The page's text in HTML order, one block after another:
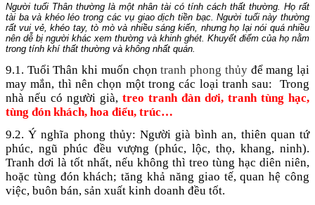
Người tuổi Thân thường là một nhân tài có tính cách thất thường. Họ rất
tài ba và khéo léo trong các vụ giao dịch tiền bạc. Người tuổi này thường
rất vui vẻ, khéo tay, tò mò và nhiều sáng kiến, nhưng họ lại nói quá nhiều
nên dễ bị người khác xem thường và khinh ghét. Khuyết điểm của họ nằm
trong tính khí thất thường và không nhất quán.
9.1. Tuổi Thân khi muốn chọntranh phong thủyđể mang lại
may mắn, thì nên chọn một trong các loại tranh sau: Trong
nhà nếu có người già, treo tranh đàn dơi, tranh tùng hạc,
tùng đón khách, hoa điểu, trúc…
9.2. Ý nghĩa phong thủy: Người già bình an, thiên quan tứ
phúc, ngũ phúc đều vượng (phúc, lộc, thọ, khang, ninh).
Tranh dơi là tốt nhất, nếu không thì treo tùng hạc diên niên,
hoặc tùng đón khách; tăng khả năng giao tế, quan hệ công
việc, buôn bán, sản xuất kinh doanh đều tốt.